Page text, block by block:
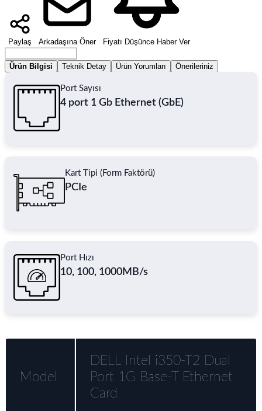
Paylaş Arkadaşına Öner
Fiyatı Düşünce Haber Ver
Ürün Bilgisi
Teknik Detay Ürün Yorumları Önerileriniz
Port Sayısı
4 port 1 Gb Ethernet (GbE)
Kart Tipi (Form Faktörü)
PCIe
Port Hızı
10, 100, 1000MB/s
Model
DELL Intel i350-T2 Dual
Port 1G Base-T Ethernet
Card